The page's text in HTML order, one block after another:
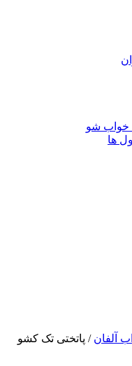
خواب شو
ها
آلفان/ پاتختی تک کشو